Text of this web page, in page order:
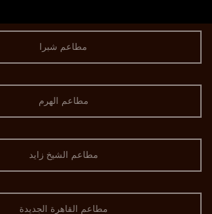
مطاعم شبرا
مطاعم الهرم
مطاعم الشيخ زايد
مطاعم القاهرة الجديدة